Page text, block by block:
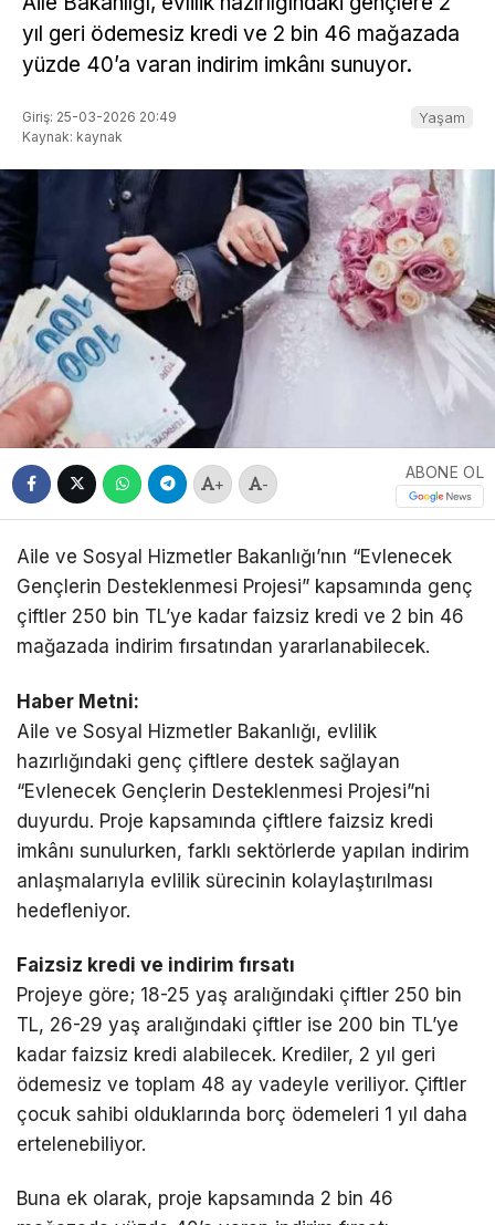
yıl geri ödemesiz kredi ve 2 bin 46 mağazada
yüzde 40’a varan indirim imkânı sunuyor.
Giriş: 25-03-2026 20:49
Kaynak: kaynak
Yaşam
+ -
ABONE OL
Aile ve Sosyal Hizmetler Bakanlığı’nın “Evlenecek
Gençlerin Desteklenmesi Projesi” kapsamında genç
çiftler 250 bin TL’ye kadar faizsiz kredi ve 2 bin 46
mağazada indirim fırsatından yararlanabilecek.
Haber Metni:
Aile ve Sosyal Hizmetler Bakanlığı, evlilik
hazırlığındaki genç çiftlere destek sağlayan
“Evlenecek Gençlerin Desteklenmesi Projesi”ni
duyurdu. Proje kapsamında çiftlere faizsiz kredi
imkânı sunulurken, farklı sektörlerde yapılan indirim
anlaşmalarıyla evlilik sürecinin kolaylaştırılması
hedefleniyor.
Faizsiz kredi ve indirim fırsatı
Projeye göre; 18-25 yaş aralığındaki çiftler 250 bin
TL, 26-29 yaş aralığındaki çiftler ise 200 bin TL’ye
kadar faizsiz kredi alabilecek. Krediler, 2 yıl geri
ödemesiz ve toplam 48 ay vadeyle veriliyor. Çiftler
çocuk sahibi olduklarında borç ödemeleri 1 yıl daha
ertelenebiliyor.
Buna ek olarak, proje kapsamında 2 bin 46